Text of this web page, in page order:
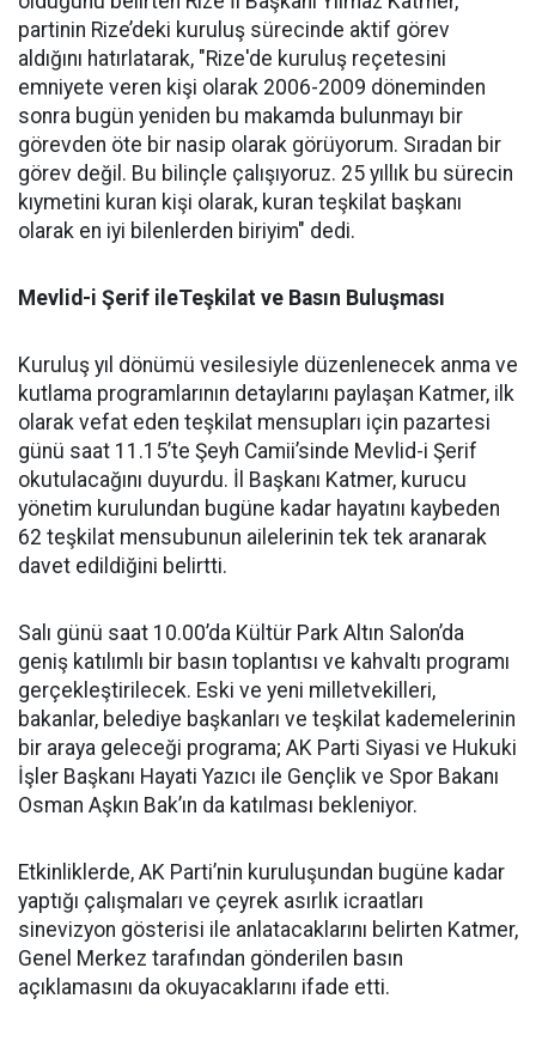
partinin Rize’deki kuruluş sürecinde aktif görev
aldığını hatırlatarak, "Rize'de kuruluş reçetesini
emniyete veren kişi olarak 2006-2009 döneminden
sonra bugün yeniden bu makamda bulunmayı bir
görevden öte bir nasip olarak görüyorum. Sıradan bir
görev değil. Bu bilinçle çalışıyoruz. 25 yıllık bu sürecin
kıymetini kuran kişi olarak, kuran teşkilat başkanı
olarak en iyi bilenlerden biriyim" dedi.
Mevlid-i Şerif ileTeşkilat ve Basın Buluşması
Kuruluş yıl dönümü vesilesiyle düzenlenecek anma ve
kutlama programlarının detaylarını paylaşan Katmer, ilk
olarak vefat eden teşkilat mensupları için pazartesi
günü saat 11.15’te Şeyh Camii’sinde Mevlid-i Şerif
okutulacağını duyurdu. İl Başkanı Katmer, kurucu
yönetim kurulundan bugüne kadar hayatını kaybeden
62 teşkilat mensubunun ailelerinin tek tek aranarak
davet edildiğini belirtti.
Salı günü saat 10.00’da Kültür Park Altın Salon’da
geniş katılımlı bir basın toplantısı ve kahvaltı programı
gerçekleştirilecek. Eski ve yeni milletvekilleri,
bakanlar, belediye başkanları ve teşkilat kademelerinin
bir araya geleceği programa; AK Parti Siyasi ve Hukuki
İşler Başkanı Hayati Yazıcı ile Gençlik ve Spor Bakanı
Osman Aşkın Bak’ın da katılması bekleniyor.
Etkinliklerde, AK Parti’nin kuruluşundan bugüne kadar
yaptığı çalışmaları ve çeyrek asırlık icraatları
sinevizyon gösterisi ile anlatacaklarını belirten Katmer,
Genel Merkez tarafından gönderilen basın
açıklamasını da okuyacaklarını ifade etti.